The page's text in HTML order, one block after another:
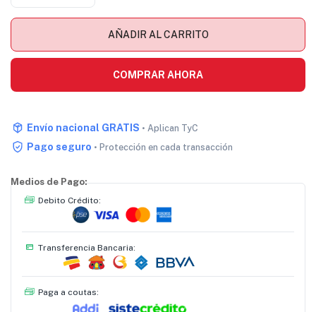
AÑADIR AL CARRITO
COMPRAR AHORA
Envío nacional GRATIS • Aplican TyC
Pago seguro • Protección en cada transacción
Medios de Pago:
Debito Crédito:
Transferencia Bancaria:
Paga a coutas: